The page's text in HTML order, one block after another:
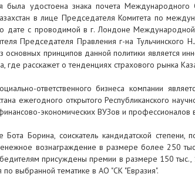
была удостоена знака почета
в лице Председателя Комитета по
дате с проводимой в г. Лондоне
Председателя Правления г-на
основных принципов данной политики является
где расскажет о тенденциях страхового рынка
ответственного бизнеса компании
ежегодного открытого Республиканского
экономических ВУЗов и
Борина, соискатель кандидатской
вознаграждение в размере более 250
присуждены премии в размере 150 тыс.,
выбранной тематике в АО "СК "Евразия".